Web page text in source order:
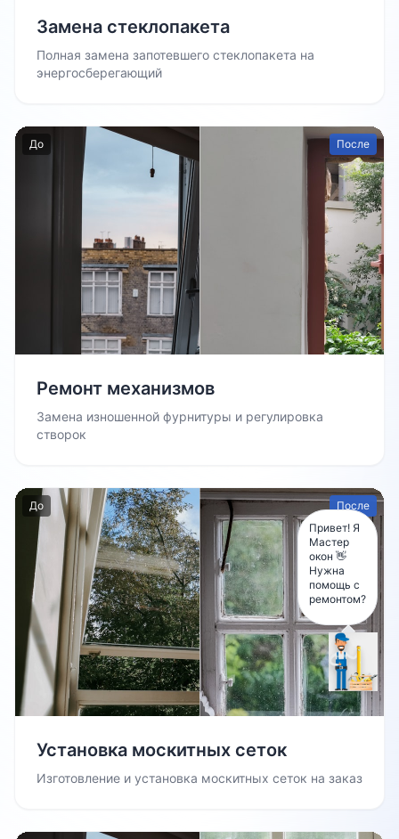
Замена стеклопакета
Полная замена запотевшего стеклопакета на
энергосберегающий
До После
Ремонт механизмов
Замена изношенной фурнитуры и регулировка
створок
До После
Установка москитных сеток
Изготовление и установка москитных сеток на заказ
Привет! Я
Мастер
окон 👋
Нужна
помощь с
ремонтом?